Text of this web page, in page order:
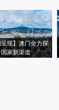
现】澳门全力探
家新渠道